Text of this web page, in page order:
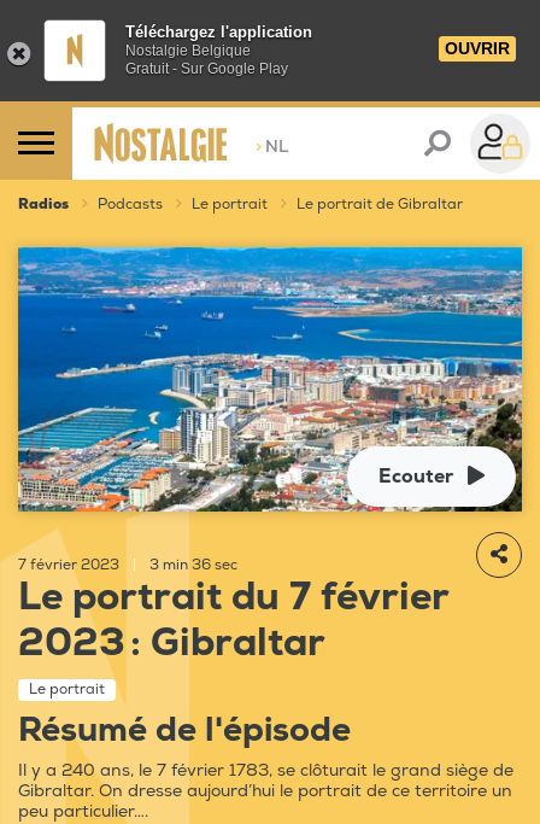
Téléchargez l'application
Nostalgie Belgique
Gratuit - Sur Google Play
OUVRIR
> NL
Radios Podcasts Le portrait Le portrait de Gibraltar
Ecouter
7 février 2023 3 min 36 sec
Le portrait du 7 février
2023 : Gibraltar
Le portrait
Résumé de l'épisode
Il y a 240 ans, le 7 février 1783, se clôturait le grand siège de
Gibraltar. On dresse aujourd’hui le portrait de ce territoire un
peu particulier….